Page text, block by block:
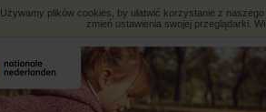
Używamy plików cookies, by ułatwić korzystanie z
zmień ustawienia swojej przeglądarki.